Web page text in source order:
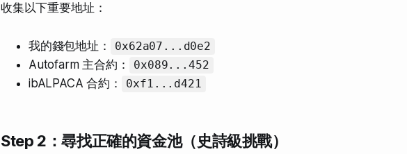
收集以下重要地址：
我的錢包地址： 0x62a07...d0e2
Autofarm 主合約： 0x089...452
ibALPACA 合約： 0xf1...d421
Step 2：尋找正確的資金池（史詩級挑戰）